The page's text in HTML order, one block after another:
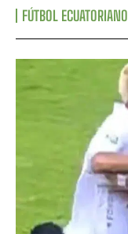
FÚTBOL ECUATORIANO